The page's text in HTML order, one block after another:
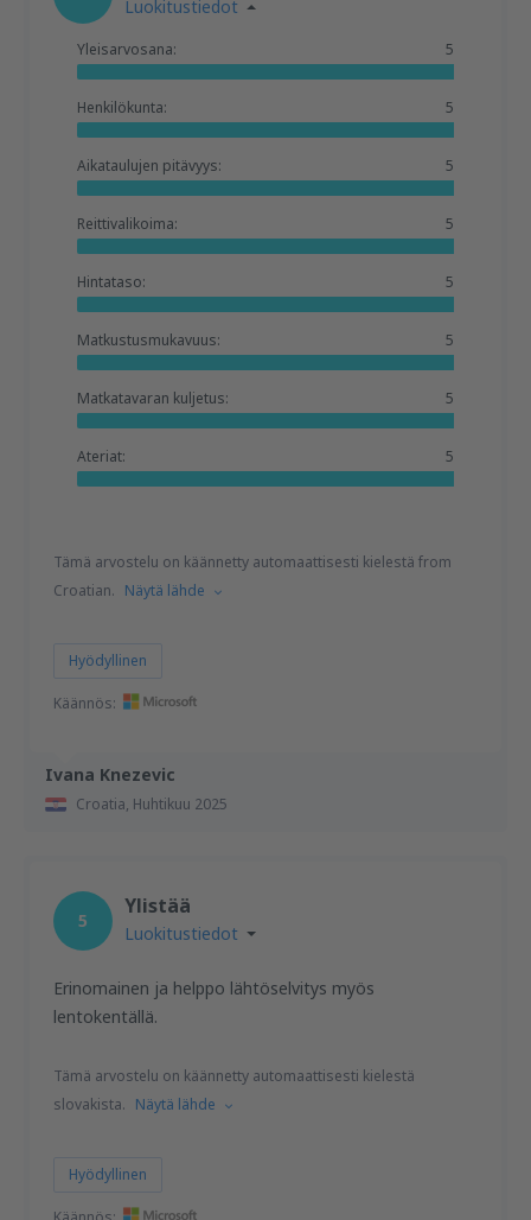
Ivana Knezevic
Croatia, Huhtikuu 2025
Luokitustiedot
Yleisarvosana: 5
Henkilökunta: 5
Aikataulujen pitävyys: 5
Reittivalikoima: 5
Hintataso: 5
Matkustusmukavuus: 5
Matkatavaran kuljetus: 5
Ateriat: 5
Tämä arvostelu on käännetty automaattisesti kielestä from
Croatian. Näytä lähde
Hyödyllinen
Käännös:
5
Ylistää
Luokitustiedot
Erinomainen ja helppo lähtöselvitys myös
lentokentällä.
Tämä arvostelu on käännetty automaattisesti kielestä
slovakista. Näytä lähde
Hyödyllinen